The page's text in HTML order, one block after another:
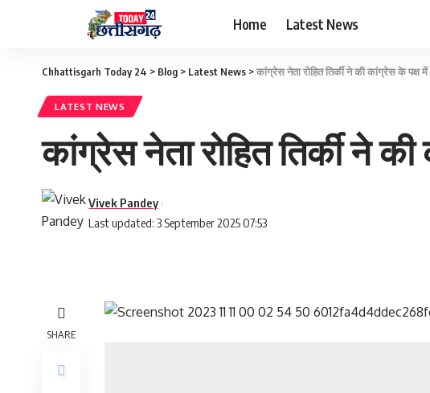
Home Latest News
Chhattisgarh Today 24 > Blog > Latest News >कांग्रेस नेता रोहित तिर्की ने की कांग्रेस के पक्ष
LATEST NEWS
कांग्रेस नेता रोहित तिर्की ने
Last updated: 3 September 2025 07:53
Vivek Pandey
SHARE